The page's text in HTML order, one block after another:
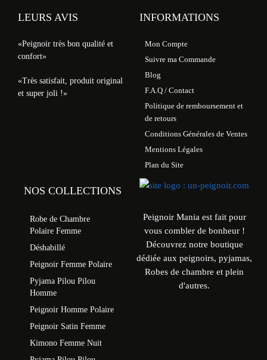
LEURS AVIS
«Peignoir très bon qualité et
confort»
«Très satisfait, produit original
et super joli !»
INFORMATIONS
Mon Compte
Suivre ma Commande
Blog
F.A.Q / Contact
Politique de remboursement et
de retours
Conditions Générales de Ventes
Mentions Légales
Plan du Site
NOS COLLECTIONS
Robe de Chambre
Polaire Femme
Déshabillé
Peignoir Femme Polaire
Pyjama Pilou Pilou
Homme
Peignoir Homme Polaire
Peignoir Satin Femme
Kimono Femme Nuit
Peignoir Mania est fait pour
vous combler de bonheur !
Découvrez notre boutique
dédiée aux peignoirs, pyjamas,
Robes de chambre et plein
d'autres.